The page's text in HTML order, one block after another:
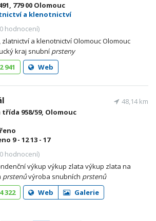
779 00 Olomouc
a klenotnictví
0 hodnocení)
a klenotnictví Olomouc Olomouc
kraj snubní prsteny
941
Web
třída 958/59, Olomouc
9 - 1213 - 17
0 hodnocení)
48,14 km
výkup výkup zlata výkup zlata na
prstenůvýroba snubních prstenů
322
Web Galerie